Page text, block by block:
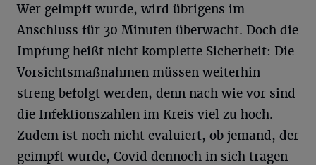
Wer geimpft wurde, wird übrigens im
Anschluss für 30 Minuten überwacht. Doch die
Impfung heißt nicht komplette Sicherheit: Die
Vorsichtsmaßnahmen müssen weiterhin
streng befolgt werden, denn nach wie vor sind
die Infektionszahlen im Kreis viel zu hoch.
Zudem ist noch nicht evaluiert, ob jemand, der
geimpft wurde, Covid dennoch in sich tragen